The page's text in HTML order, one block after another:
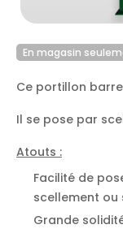
En magasin
Ce portillon
Il se pose par
Atouts :
Facilité de
scellement ou
Grande